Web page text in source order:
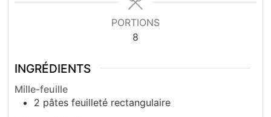
PORTIONS
8
INGRÉDIENTS
Mille-feuille
2 pâtes feuilleté rectangulaire